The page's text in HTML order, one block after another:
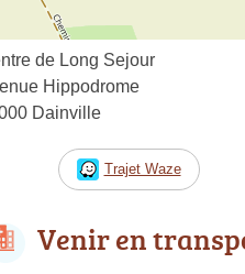
de Long Sejour
Hippodrome
Dainville
Trajet Waze
Venir en